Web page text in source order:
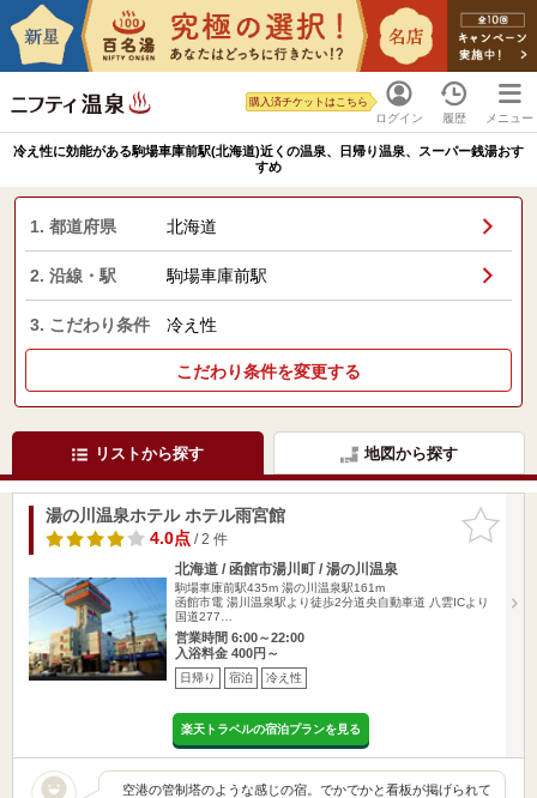
ログイン
購入済チケットはこちら
履歴 メニュー
冷え性に効能がある駒場車庫前駅(北海道)近くの温泉、日帰り温泉、スーパー銭湯おす
すめ
1. 都道府県 北海道
2. 沿線・駅 駒場車庫前駅
3. こだわり条件 冷え性
こだわり条件を変更する
リストから探す 地図から探す
お気に入
りに追加
湯の川温泉ホテル ホテル雨宮館
4.0点/ 2 件
北海道 / 函館市湯川町 / 湯の川温泉
駒場車庫前駅435m 湯の川温泉駅161m
函館市電 湯川温泉駅より徒歩2分道央自動車道 八雲ICより
国道277…
営業時間 6:00～22:00
入浴料金 400円～
日帰り 宿泊 冷え性
楽天トラベルの宿泊プランを見る
空港の管制塔のような感じの宿。でかでかと看板が掲げられて